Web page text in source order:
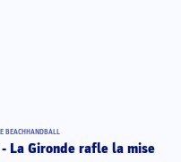
BEACHHANDBALL
La Gironde rafle la mise